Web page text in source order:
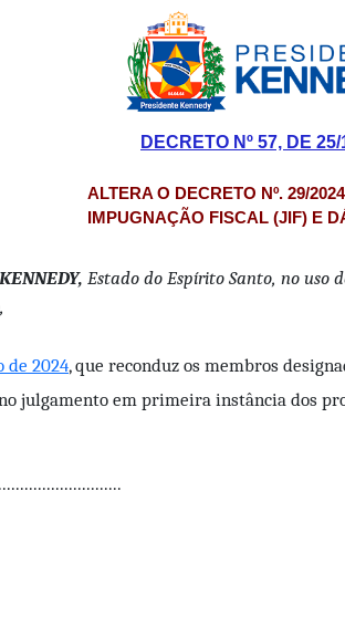
DECRETO Nº 57, DE
ALTERA O DECRETO Nº. 29/
IMPUGNAÇÃO FISCAL (JIF) E
Estado do Espírito Santo, no uso
de 2024, que reconduz os membros
julgamento em primeira instância dos